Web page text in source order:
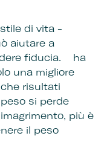
di vita -
aiutare a
fiducia. ha
una migliore
risultati
si perde
più è
il peso